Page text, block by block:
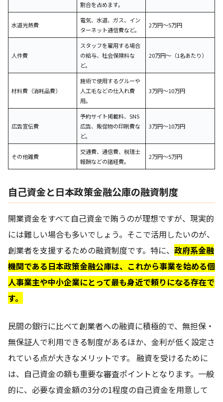
割合を占めます。
水道光熱費
電気、水道、ガス、イン
ターネット通信費など。
2万円～5万円
人件費
スタッフを雇用する場合
の給与、社会保険料な
ど。
20万円～（1名あたり）
材料費（消耗品費）
施術で使用するグルーや
人工毛などの仕入れ費
用。
3万円～10万円
広告宣伝費
予約サイト掲載料、SNS
広告、販促物の印刷費な
ど。
3万円～10万円
その他雑費
交通費、通信費、税理士
報酬などの諸経費。
2万円～5万円
自己資金と日本政策金融公庫の融資制度
開業資金をすべて自己資金で賄うのが理想ですが、現実的
には難しい場合も多いでしょう。そこで活用したいのが、
創業者を支援するための融資制度です。特に、 政府系金融
機関である日本政策金融公庫は、これから事業を始める個
人事業主や中小企業にとって最も身近で頼りになる存在で
す。
民間の銀行に比べて創業者への融資に積極的で、無担保・
無保証人で利用できる制度があるほか、金利が低く設定さ
れている点が大きなメリットです。 融資を受けるために
は、自己資金の額も重要な審査ポイントとなります。一般
的に、必要な資金額の3分の1程度の自己資金を用意して